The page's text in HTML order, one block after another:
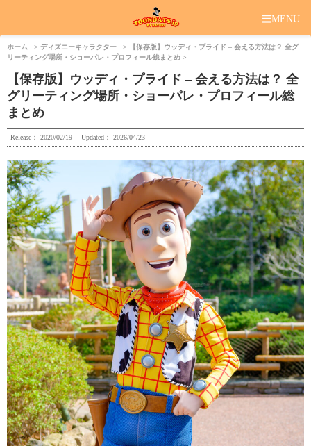
☰MENU
ホーム ディズニーキャラクター
【保存版】ウッディ・プライド – 会える方法は？ 全グ
リーティング場所・ショーパレ・プロフィール総まとめ
【保存版】ウッディ・プライド – 会える方法は？ 全
グリーティング場所・ショーパレ・プロフィール総
まとめ
Release： 2020/02/19 Updated： 2026/04/23